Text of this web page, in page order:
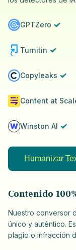
GPTZero
Turnitin
Copyleaks
Content at
Winston AI
Humanizar
Contenido
Nuestro conversor
único y auténtico.
plagio o infracción